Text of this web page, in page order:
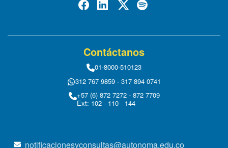
Contáctanos
01-8000-510123
312 767 9859 - 317 894 0741
+57 (6) 872 7272 - 872 7709
Ext: 102 - 110 - 144
notificacionesyconsultas@autonoma.edu.co